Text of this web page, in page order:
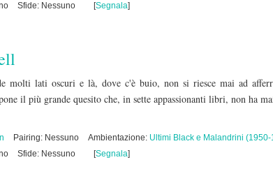
Sfide: Nessuno [Segnala]
molti lati oscuri e là, dove c'è buio, non si riesce mai ad
il più grande quesito che, in sette appassionanti libri, non ha
Pairing: Nessuno Ambientazione: Ultimi Black e Malandrini
Sfide: Nessuno [Segnala]